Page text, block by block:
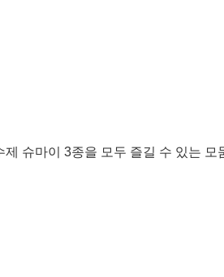
제 슈마이 3종을 모두 즐길 수 있는 모